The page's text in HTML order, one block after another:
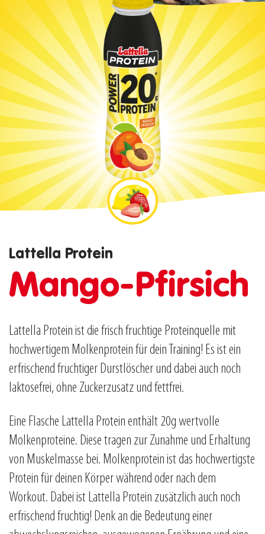
Lattella Protein
Mango-Pfirsich
Lattella Protein ist die frisch fruchtige Proteinquelle mit
hochwertigem Molkenprotein für dein Training! Es ist ein
erfrischend fruchtiger Durstlöscher und dabei auch noch
laktosefrei, ohne Zuckerzusatz und fettfrei.
Eine Flasche Lattella Protein enthält 20g wertvolle
Molkenproteine. Diese tragen zur Zunahme und Erhaltung
von Muskelmasse bei. Molkenprotein ist das hochwertigste
Protein für deinen Körper während oder nach dem
Workout. Dabei ist Lattella Protein zusätzlich auch noch
erfrischend fruchtig! Denk an die Bedeutung einer